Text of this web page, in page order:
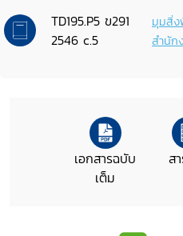
TD195.P5 ข291
2546 c.5
มุมสิ่
สำนัก
เอกสารฉบับ
เต็ม
ส